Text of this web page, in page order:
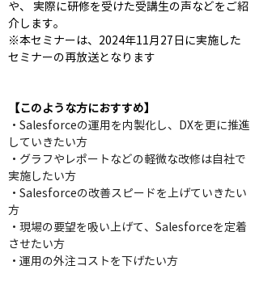
や、 実際に研修を受けた受講生の声などをご紹
介します。
※本セミナーは、2024年11月27日に実施した
セミナーの再放送となります
【このような方におすすめ】
・Salesforceの運用を内製化し、DXを更に推進
していきたい方
・グラフやレポートなどの軽微な改修は自社で
実施したい方
・Salesforceの改善スピードを上げていきたい
方
・現場の要望を吸い上げて、Salesforceを定着
させたい方
・運用の外注コストを下げたい方